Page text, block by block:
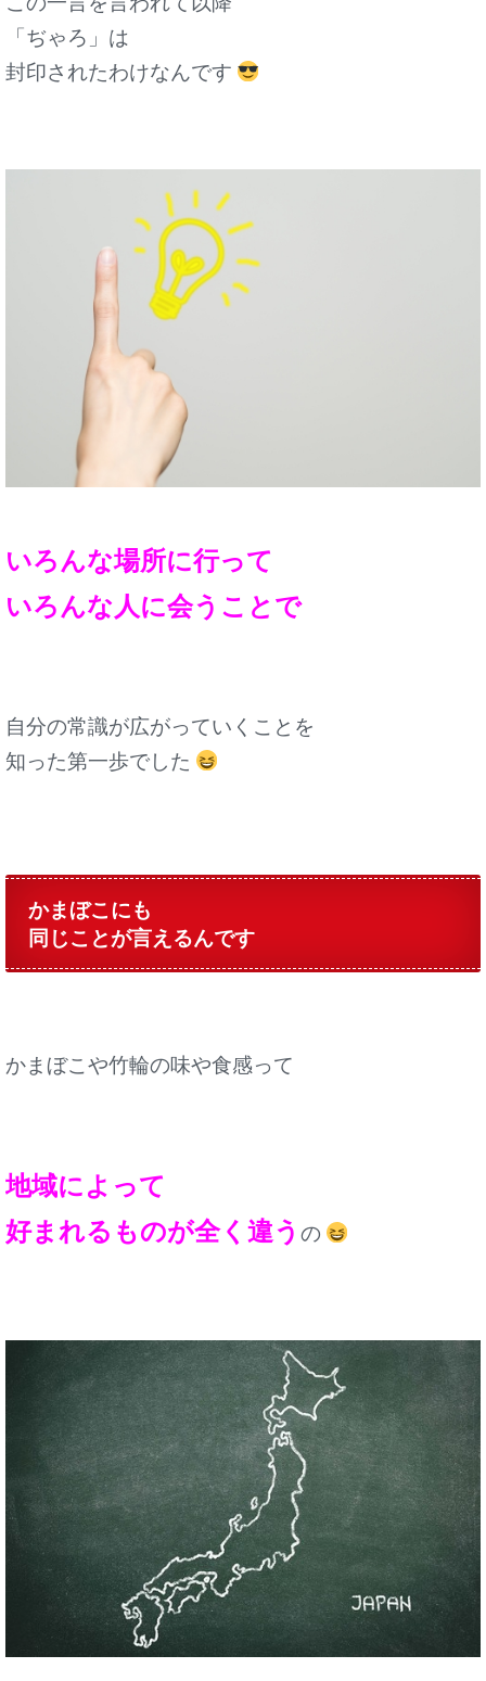
「ぢゃろ」は
封印されたわけなんです
いろんな場所に行って
いろんな人に会うことで
自分の常識が広がっていくことを
知った第一歩でした
かまぼこにも
同じことが言えるんです
かまぼこや竹輪の味や食感って
地域によって
好まれるものが全く違う の